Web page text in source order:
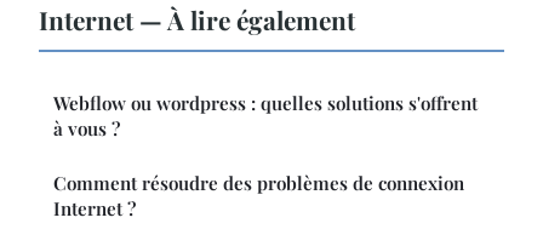
Internet — À lire également
Webflow ou wordpress : quelles solutions s'offrent
à vous ?
Comment résoudre des problèmes de connexion
Internet ?